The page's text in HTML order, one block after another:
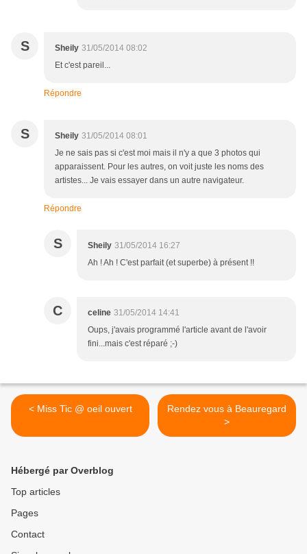
S Sheily 31/05/2014 08:02
Et c'est pareil...
Répondre
S Sheily 31/05/2014 08:01
Je ne sais pas si c'est moi mais il n'y a que 3 photos qui
apparaissent. Pour les autres, on voit juste les noms des
artistes... Je vais essayer dans un autre navigateur.
Répondre
S Sheily 31/05/2014 16:27
Ah ! Ah ! C'est parfait (et superbe) à présent !!
C celine 31/05/2014 14:41
Oups, j'avais programmé l'article avant de l'avoir
fini...mais c'est réparé ;-)
< Miss Tic @ oeil ouvert
Rendez vous à Beauregard
>
Hébergé par Overblog
Top articles
Pages
Contact